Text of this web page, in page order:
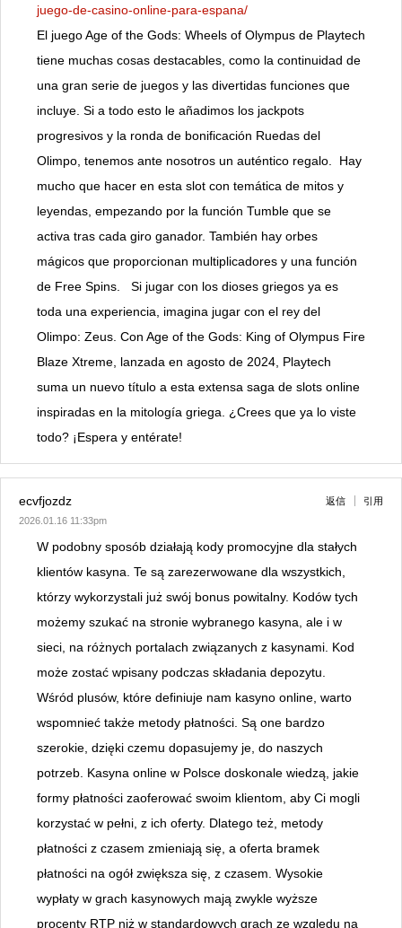
juego-de-casino-online-para-espana/
El juego Age of the Gods: Wheels of Olympus de Playtech
tiene muchas cosas destacables, como la continuidad de
una gran serie de juegos y las divertidas funciones que
incluye. Si a todo esto le añadimos los jackpots
progresivos y la ronda de bonificación Ruedas del
Olimpo, tenemos ante nosotros un auténtico regalo. Hay
mucho que hacer en esta slot con temática de mitos y
leyendas, empezando por la función Tumble que se
activa tras cada giro ganador. También hay orbes
mágicos que proporcionan multiplicadores y una función
de Free Spins. Si jugar con los dioses griegos ya es
toda una experiencia, imagina jugar con el rey del
Olimpo: Zeus. Con Age of the Gods: King of Olympus Fire
Blaze Xtreme, lanzada en agosto de 2024, Playtech
suma un nuevo título a esta extensa saga de slots online
inspiradas en la mitología griega. ¿Crees que ya lo viste
todo? ¡Espera y entérate!
ecvfjozdz
2026.01.16 11:33pm
返信 引用
W podobny sposób działają kody promocyjne dla stałych
klientów kasyna. Te są zarezerwowane dla wszystkich,
którzy wykorzystali już swój bonus powitalny. Kodów tych
możemy szukać na stronie wybranego kasyna, ale i w
sieci, na różnych portalach związanych z kasynami. Kod
może zostać wpisany podczas składania depozytu.
Wśród plusów, które definiuje nam kasyno online, warto
wspomnieć także metody płatności. Są one bardzo
szerokie, dzięki czemu dopasujemy je, do naszych
potrzeb. Kasyna online w Polsce doskonale wiedzą, jakie
formy płatności zaoferować swoim klientom, aby Ci mogli
korzystać w pełni, z ich oferty. Dlatego też, metody
płatności z czasem zmieniają się, a oferta bramek
płatności na ogół zwiększa się, z czasem. Wysokie
wypłaty w grach kasynowych mają zwykle wyższe
procenty RTP niż w standardowych grach ze względu na